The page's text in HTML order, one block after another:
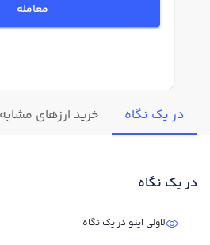
معامله
در یک نگاه خرید ارزهای مشابه
در یک نگاه
لاولی اینو در یک نگاه